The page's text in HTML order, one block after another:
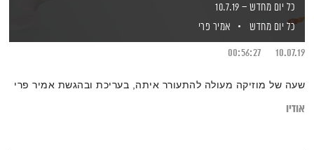
כל יום מחדש – 10.7.19
כל יום מחדש
אמיר פרי
10.07.19
00:56:27
שעה של מוזיקה מעולה להתעורר איתה, בעריכת ובהגשת אמיר פרי
אודיו